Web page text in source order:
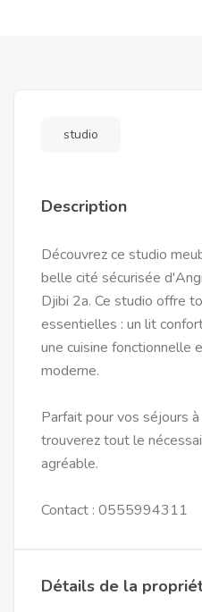
studio
Description
Découvrez ce studio
belle cité sécurisée
Djibi 2a. Ce studio offre
essentielles : un lit
une cuisine fonctionnelle
moderne.
Parfait pour vos séjours
trouverez tout le
agréable.
Contact : 0555994311
Détails de la